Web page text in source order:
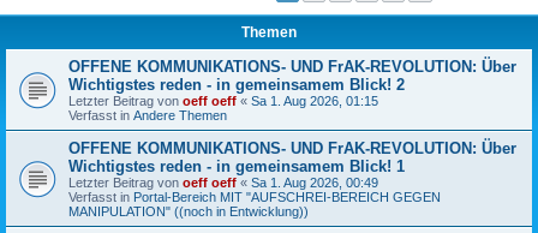
Themen
OFFENE KOMMUNIKATIONS- UND FrAK-REVOLUTION: Über
Wichtigstes reden - in gemeinsamem Blick! 2
Letzter Beitrag von oeff oeff « Sa 1. Aug 2026, 01:15
Verfasst in Andere Themen
OFFENE KOMMUNIKATIONS- UND FrAK-REVOLUTION: Über
Wichtigstes reden - in gemeinsamem Blick! 1
Letzter Beitrag von oeff oeff « Sa 1. Aug 2026, 00:49
Verfasst in Portal-Bereich MIT "AUFSCHREI-BEREICH GEGEN
MANIPULATION" ((noch in Entwicklung))